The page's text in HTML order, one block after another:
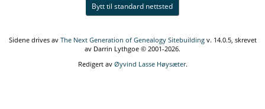
Bytt til standard nettsted
Sidene drives av The Next Generation of Genealogy Sitebuildingv. 14.0.5, skrevet
av Darrin Lythgoe © 2001-2026.
Redigert av Øyvind Lasse Høysæter.